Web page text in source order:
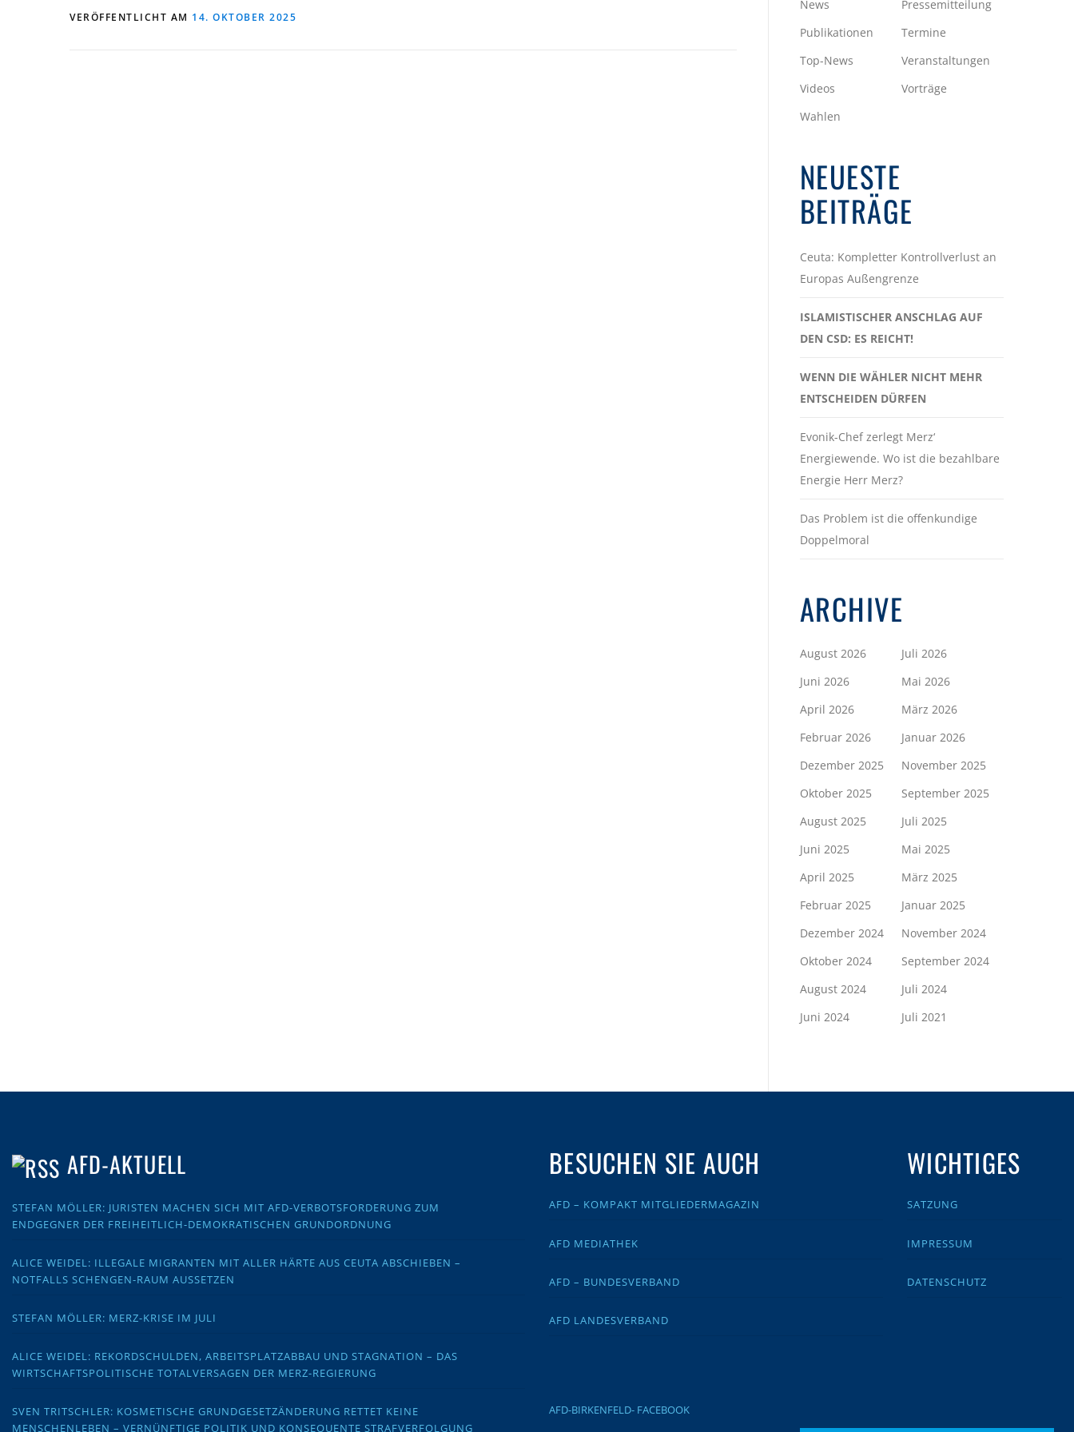
VERÖFFENTLICHT AM 14. OKTOBER 2025
News
Pressemitteilung
Publikationen
Termine
Top-News
Veranstaltungen
Videos
Vorträge
Wahlen
NEUESTE
BEITRÄGE
Ceuta: Kompletter Kontrollverlust an
Europas Außengrenze
ISLAMISTISCHER ANSCHLAG AUF
DEN CSD: ES REICHT!
WENN DIE WÄHLER NICHT MEHR
ENTSCHEIDEN DÜRFEN
Evonik-Chef zerlegt Merz‘
Energiewende. Wo ist die bezahlbare
Energie Herr Merz?
Das Problem ist die offenkundige
Doppelmoral
ARCHIVE
August 2026
Juli 2026
Juni 2026
Mai 2026
April 2026
März 2026
Februar 2026
Januar 2026
Dezember 2025
November 2025
Oktober 2025
September 2025
August 2025
Juli 2025
Juni 2025
Mai 2025
April 2025
März 2025
Februar 2025
Januar 2025
Dezember 2024
November 2024
Oktober 2024
September 2024
August 2024
Juli 2024
Juni 2024
Juli 2021
AFD-AKTUELL
STEFAN MÖLLER: JURISTEN MACHEN SICH MIT AFD-VERBOTSFORDERUNG ZUM
ENDGEGNER DER FREIHEITLICH-DEMOKRATISCHEN GRUNDORDNUNG
ALICE WEIDEL: ILLEGALE MIGRANTEN MIT ALLER HÄRTE AUS CEUTA ABSCHIEBEN –
NOTFALLS SCHENGEN-RAUM AUSSETZEN
STEFAN MÖLLER: MERZ-KRISE IM JULI
ALICE WEIDEL: REKORDSCHULDEN, ARBEITSPLATZABBAU UND STAGNATION – DAS
WIRTSCHAFTSPOLITISCHE TOTALVERSAGEN DER MERZ-REGIERUNG
SVEN TRITSCHLER: KOSMETISCHE GRUNDGESETZÄNDERUNG RETTET KEINE
MENSCHENLEBEN – VERNÜNFTIGE POLITIK UND KONSEQUENTE STRAFVERFOLGUNG
BESUCHEN SIE AUCH
AFD – KOMPAKT MITGLIEDERMAGAZIN
AFD MEDIATHEK
AFD – BUNDESVERBAND
AFD LANDESVERBAND
AFD-BIRKENFELD- FACEBOOK
WICHTIGES
SATZUNG
IMPRESSUM
DATENSCHUTZ